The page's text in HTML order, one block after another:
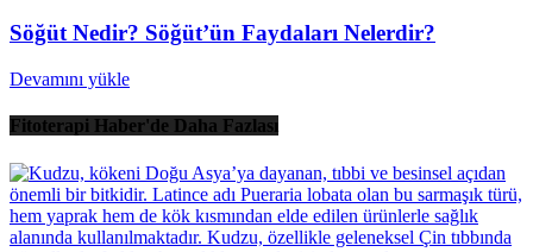
Söğüt Nedir? Söğüt’ün Faydaları Nelerdir?
Devamını yükle
Fitoterapi Haber'de Daha Fazlası